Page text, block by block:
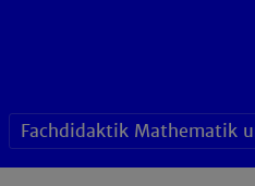
Fachdidaktik Mathematik